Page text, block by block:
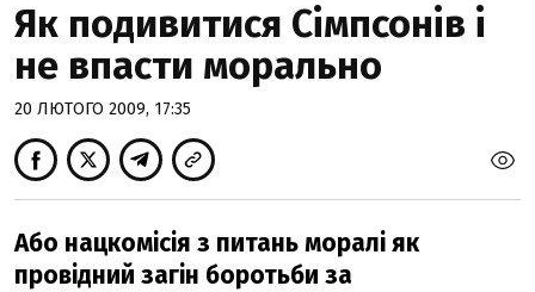
Як подивитися Сімпсонів і
не впасти морально
20 ЛЮТОГО 2009, 17:35
Або нацкомісія з питань моралі як
провідний загін боротьби за